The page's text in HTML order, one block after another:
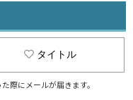
タイトル
際にメールが届きます。